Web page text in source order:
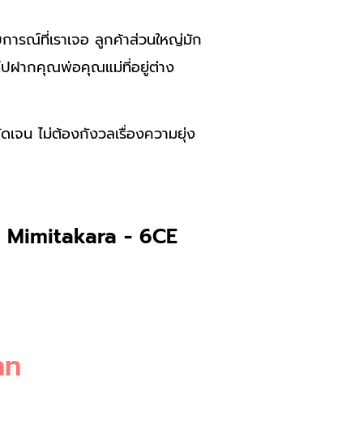
ารณ์ที่เราเจอ ลูกค้าส่วนใหญ่มัก
ไปฝากคุณพ่อคุณแม่ที่อยู่ต่าง
จน ไม่ต้องกังวลเรื่องความยุ่ง
Mimitakara - 6CE